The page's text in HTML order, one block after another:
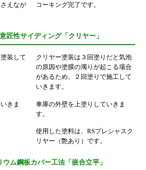
えなが
コーキング完了です。
性サイディング「クリヤー」
装して
クリヤー塗装は３回塗りだと気泡
の原因や塗膜の濁りが起こる場合
があるため、２回塗りで施工して
いきます。
きま
車庫の外壁を上塗りしていきま
す。
使用した塗料は、RSプレシャスク
リヤー（艶あり）です。
ウム鋼板カバー工法「嵌合立平」